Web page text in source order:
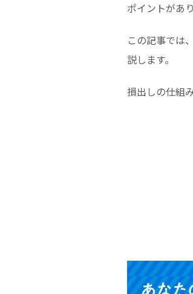
ポイントがあり
この記事では
説します。
損出しの仕組